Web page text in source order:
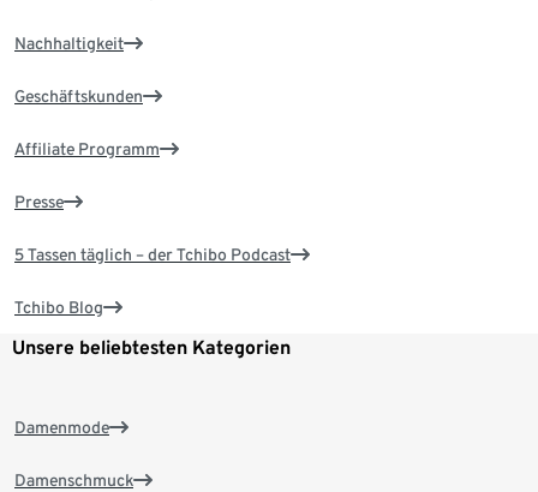
Nachhaltigkeit
Geschäftskunden
Affiliate Programm
Presse
5 Tassen täglich – der Tchibo Podcast
Tchibo Blog
Unsere beliebtesten Kategorien
Damenmode
Damenschmuck